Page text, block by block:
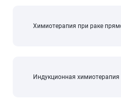
Химиотерапия при раке
Индукционная химиотерапия